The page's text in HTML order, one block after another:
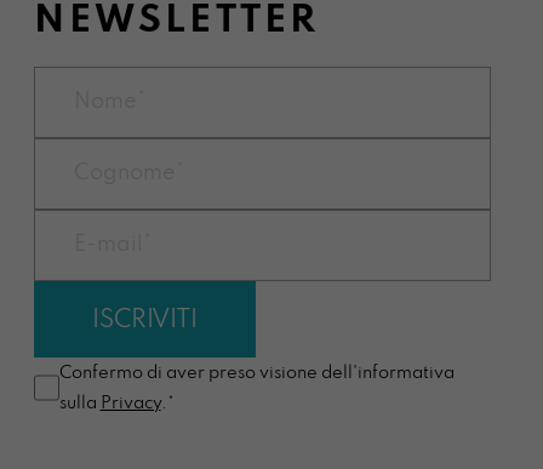
NEWSLETTER
Confermo di aver preso visione dell'informativa
sulla Privacy.*